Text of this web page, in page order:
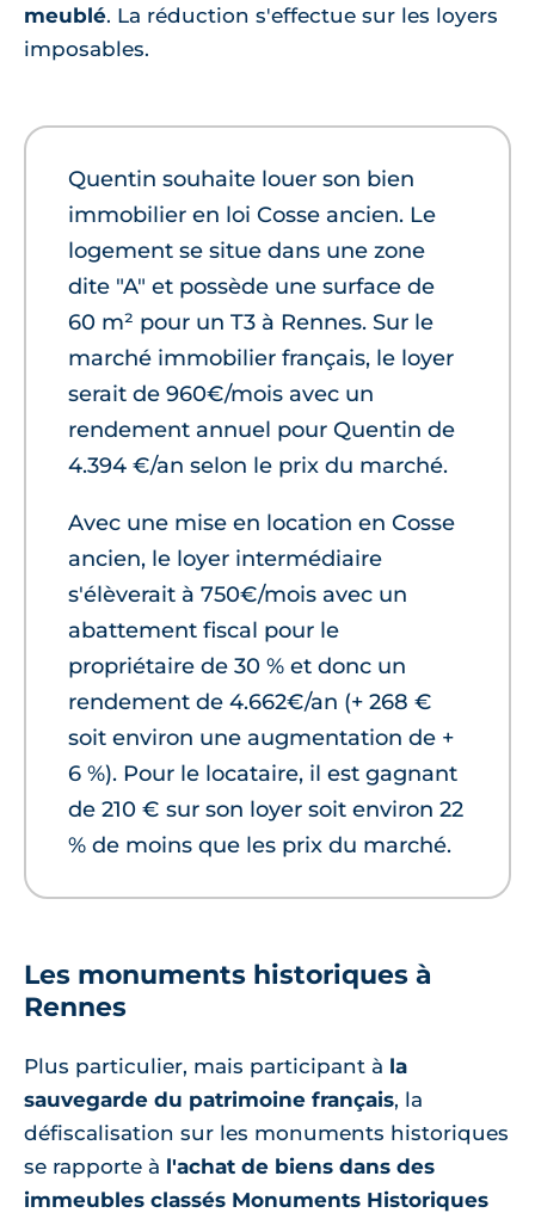
meublé. La réduction s'effectue sur les loyers
imposables.
Quentin souhaite louer son bien
immobilier en loi Cosse ancien. Le
logement se situe dans une zone
dite "A" et possède une surface de
60 m² pour un T3 à Rennes. Sur le
marché immobilier français, le loyer
serait de 960€/mois avec un
rendement annuel pour Quentin de
4.394 €/an selon le prix du marché.
Avec une mise en location en Cosse
ancien, le loyer intermédiaire
s'élèverait à 750€/mois avec un
abattement fiscal pour le
propriétaire de 30 % et donc un
rendement de 4.662€/an (+ 268 €
soit environ une augmentation de +
6 %). Pour le locataire, il est gagnant
de 210 € sur son loyer soit environ 22
% de moins que les prix du marché.
Les monuments historiques à
Rennes
Plus particulier, mais participant à la
sauvegarde du patrimoine français, la
défiscalisation sur les monuments historiques
se rapporte à l'achat de biens dans des
immeubles classés Monuments Historiques